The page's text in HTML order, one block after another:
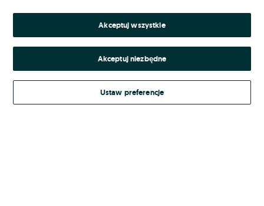
Kontynuując za pośrednictwem jednego z dostawców wskazanych powyżej,
Regulamin serwisu OLX.pl w jego aktualnym brzmieniu.
Akceptuj wszystkie
Akceptuj niezbędne
Ustaw preferencje